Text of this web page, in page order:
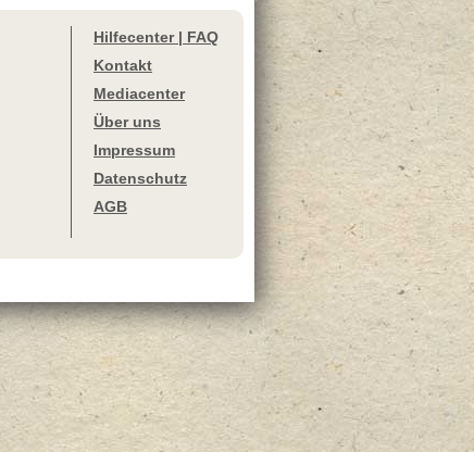
Hilfecenter | FAQ
Kontakt
Mediacenter
Über uns
Impressum
Datenschutz
AGB